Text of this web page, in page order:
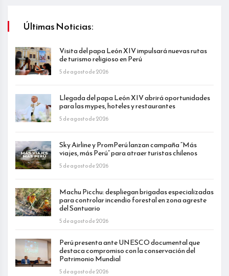
Últimas Noticias:
Visita del papa León XIV impulsará nuevas rutas
de turismo religioso en Perú
5 de agosto de 2026
Llegada del papa León XIV abrirá oportunidades
para las mypes, hoteles y restaurantes
5 de agosto de 2026
Sky Airline y PromPerú lanzan campaña “Más
viajes, más Perú” para atraer turistas chilenos
5 de agosto de 2026
Machu Picchu: despliegan brigadas especializadas
para controlar incendio forestal en zona agreste
del Santuario
5 de agosto de 2026
Perú presenta ante UNESCO documental que
destaca compromiso con la conservación del
Patrimonio Mundial
5 de agosto de 2026